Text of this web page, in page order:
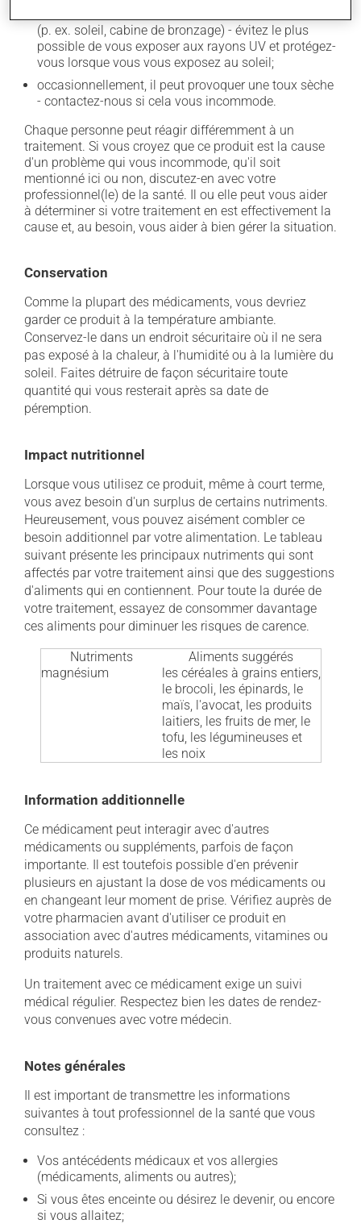
(p. ex. soleil, cabine de bronzage) - évitez le plus
possible de vous exposer aux rayons UV et protégez-
vous lorsque vous vous exposez au soleil;
occasionnellement, il peut provoquer une toux sèche
- contactez-nous si cela vous incommode.
Chaque personne peut réagir différemment à un
traitement. Si vous croyez que ce produit est la cause
d'un problème qui vous incommode, qu'il soit
mentionné ici ou non, discutez-en avec votre
professionnel(le) de la santé. Il ou elle peut vous aider
à déterminer si votre traitement en est effectivement la
cause et, au besoin, vous aider à bien gérer la situation.
Conservation
Comme la plupart des médicaments, vous devriez
garder ce produit à la température ambiante.
Conservez-le dans un endroit sécuritaire où il ne sera
pas exposé à la chaleur, à l'humidité ou à la lumière du
soleil. Faites détruire de façon sécuritaire toute
quantité qui vous resterait après sa date de
péremption.
Impact nutritionnel
Lorsque vous utilisez ce produit, même à court terme,
vous avez besoin d'un surplus de certains nutriments.
Heureusement, vous pouvez aisément combler ce
besoin additionnel par votre alimentation. Le tableau
suivant présente les principaux nutriments qui sont
affectés par votre traitement ainsi que des suggestions
d'aliments qui en contiennent. Pour toute la durée de
votre traitement, essayez de consommer davantage
ces aliments pour diminuer les risques de carence.
Nutriments
Aliments suggérés
magnésium
les céréales à grains entiers,
le brocoli, les épinards, le
maïs, l'avocat, les produits
laitiers, les fruits de mer, le
tofu, les légumineuses et
les noix
Information additionnelle
Ce médicament peut interagir avec d'autres
médicaments ou suppléments, parfois de façon
importante. Il est toutefois possible d'en prévenir
plusieurs en ajustant la dose de vos médicaments ou
en changeant leur moment de prise. Vérifiez auprès de
votre pharmacien avant d'utiliser ce produit en
association avec d'autres médicaments, vitamines ou
produits naturels.
Un traitement avec ce médicament exige un suivi
médical régulier. Respectez bien les dates de rendez-
vous convenues avec votre médecin.
Notes générales
Il est important de transmettre les informations
suivantes à tout professionnel de la santé que vous
consultez :
Vos antécédents médicaux et vos allergies
(médicaments, aliments ou autres);
Si vous êtes enceinte ou désirez le devenir, ou encore
si vous allaitez;